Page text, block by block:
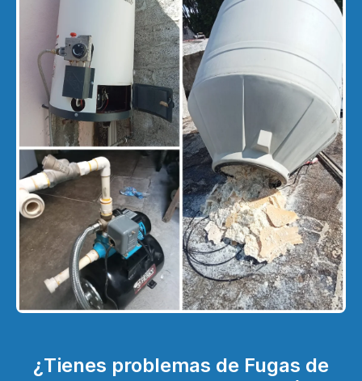
¿Tienes problemas de Fugas de